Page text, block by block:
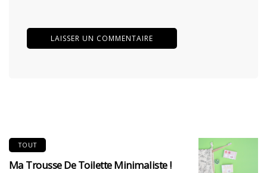
TOUT
Ma Trousse De Toilette Minimaliste !